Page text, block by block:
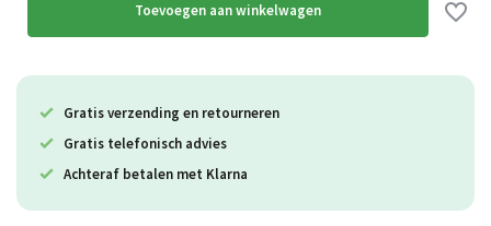
Toevoegen aan winkelwagen
Gratis verzending en retourneren
Gratis telefonisch advies
Achteraf betalen met Klarna